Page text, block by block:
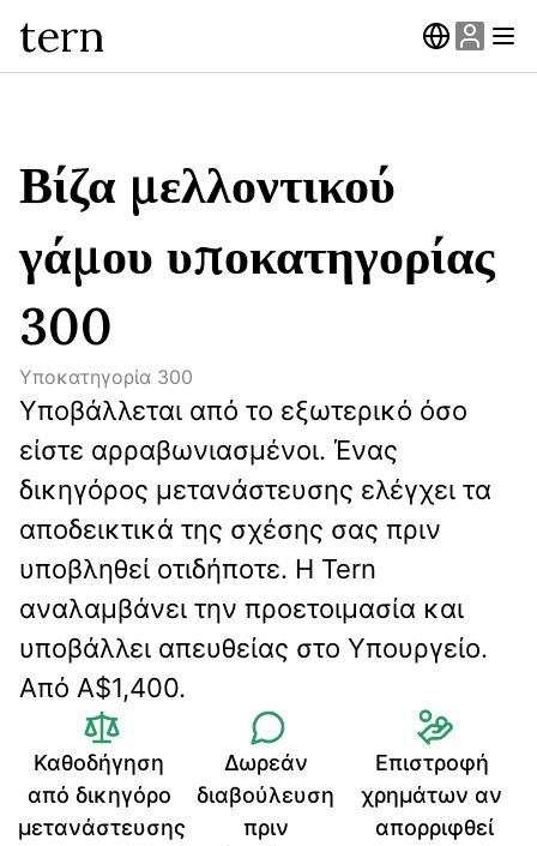
tern
Βίζα μελλοντικού
γάμου υποκατηγορίας
300
Υποκατηγορία 300
Υποβάλλεται από το εξωτερικό όσο
είστε αρραβωνιασμένοι. Ένας
δικηγόρος μετανάστευσης ελέγχει τα
αποδεικτικά της σχέσης σας πριν
υποβληθεί οτιδήποτε. Η Tern
αναλαμβάνει την προετοιμασία και
υποβάλλει απευθείας στο Υπουργείο.
Από A$1,400.
Καθοδήγηση
από δικηγόρο
μετανάστευσης
Δωρεάν
διαβούλευση
πριν
Επιστροφή
χρημάτων αν
απορριφθεί